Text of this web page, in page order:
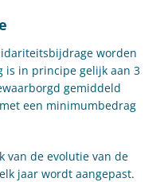
worden
is in principe gelijk aan 3
gemiddeld
een minimumbedrag
van de evolutie van de
jaar wordt aangepast.